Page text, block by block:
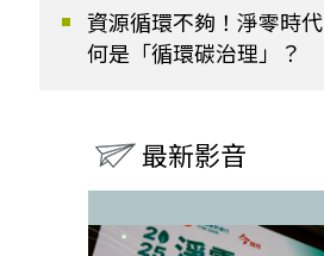
資源循環不夠！淨零時
何是「循環碳治理」？
最新影音